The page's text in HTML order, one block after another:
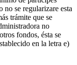
no se regularizare esta
trámite que se
no
fondos, ésta se
en la letra e)